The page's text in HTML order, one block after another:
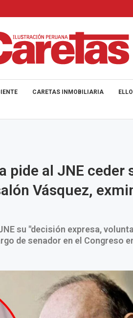
CARETAS INMOBILIARIA
pide al JNE ceder
Vásquez,
su "decisión expresa,
de senador en el Congreso